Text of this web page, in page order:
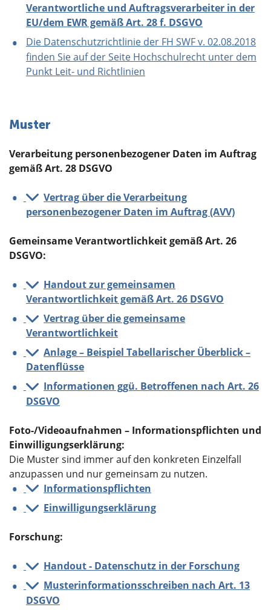
Verantwortliche und Auftragsverarbeiter in der
EU/dem EWR gemäß Art. 28 f. DSGVO
Die Datenschutzrichtlinie der FH SWF v. 02.08.2018
finden Sie auf der Seite Hochschulrecht unter dem
Punkt Leit- und Richtlinien
Muster
Verarbeitung personenbezogener Daten im Auftrag
gemäß Art. 28 DSGVO
Vertrag über die Verarbeitung
personenbezogener Daten im Auftrag (AVV)
Gemeinsame Verantwortlichkeit gemäß Art. 26
DSGVO:
Handout zur gemeinsamen
Verantwortlichkeit gemäß Art. 26 DSGVO
Vertrag über die gemeinsame
Verantwortlichkeit
Anlage – Beispiel Tabellarischer Überblick –
Datenflüsse
Informationen ggü. Betroffenen nach Art. 26
DSGVO
Foto-/Videoaufnahmen – Informationspflichten und
Einwilligungserklärung:
Die Muster sind immer auf den konkreten Einzelfall
anzupassen und nur gemeinsam zu nutzen.
Informationspflichten
Einwilligungserklärung
Forschung:
Handout - Datenschutz in der Forschung
Musterinformationsschreiben nach Art. 13
DSGVO